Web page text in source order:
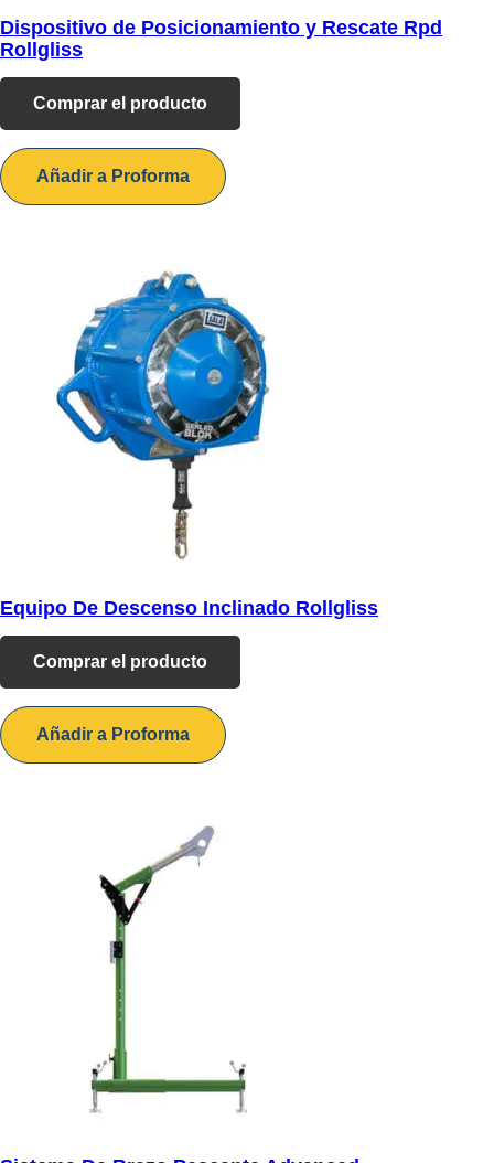
Dispositivo de Posicionamiento y Rescate Rpd
Rollgliss
Comprar el producto
Añadir a Proforma
Equipo De Descenso Inclinado Rollgliss
Comprar el producto
Añadir a Proforma